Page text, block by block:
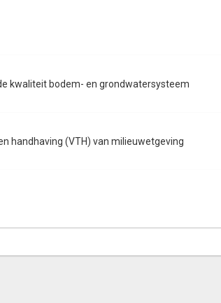
kwaliteit bodem- en grondwatersysteem
handhaving (VTH) van milieuwetgeving